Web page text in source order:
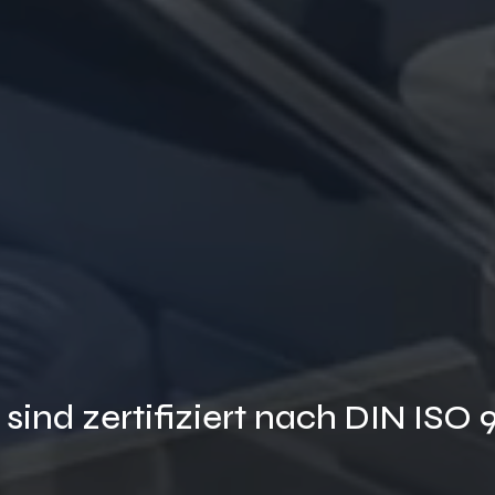
zertifiziert nach DIN ISO
CHRISTL MASCHINENBAU
INNOVATIVE
- Automation Retrofit Instandsetzung